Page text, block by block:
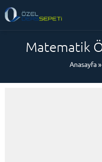
Matematik
Anasayfa»